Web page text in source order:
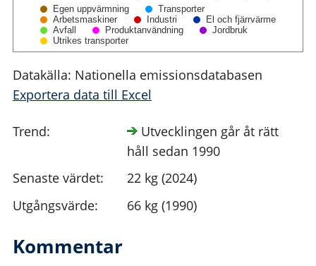
Egen uppvärmning
Transporter
Arbetsmaskiner
Industri
El och fjärrvärme
Avfall
Produktanvändning
Jordbruk
Utrikes transporter
Datakälla: Nationella emissionsdatabasen
Exportera data till Excel
Trend:
Utvecklingen går åt rätt
håll sedan 1990
Senaste värdet:
22 kg (2024)
Utgångsvärde:
66 kg (1990)
Kommentar